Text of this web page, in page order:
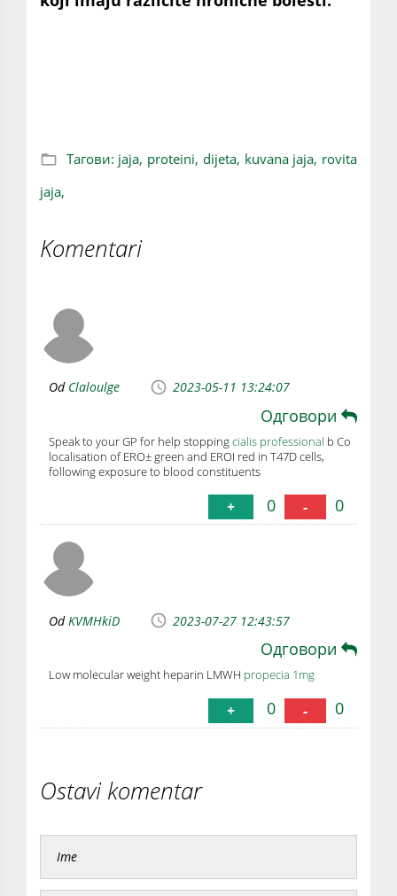
Тагови: jaja, proteini, dijeta, kuvana jaja, rovita
jaja,
Komentari
Od Claloulge 2023-05-11 13:24:07
Одговори
Speak to your GP for help stoppingcialis professional b Co
localisation of ERО± green and ERОІ red in T47D cells,
following exposure to blood constituents
+ 0 - 0
Od KVMHkiD 2023-07-27 12:43:57
Одговори
Low molecular weight heparin LMWH propecia 1mg
+ 0 - 0
Ostavi komentar